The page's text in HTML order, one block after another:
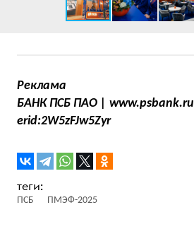
Реклама
БАНК ПСБ ПАО | www.psbank.ru
erid:2W5zFJw5Zyr
ПСБ ПМЭФ-2025